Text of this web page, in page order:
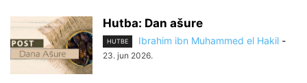
Hutba: Dan ašure
HUTBE Ibrahim ibn Muhammed el Hakil -
23. jun 2026.